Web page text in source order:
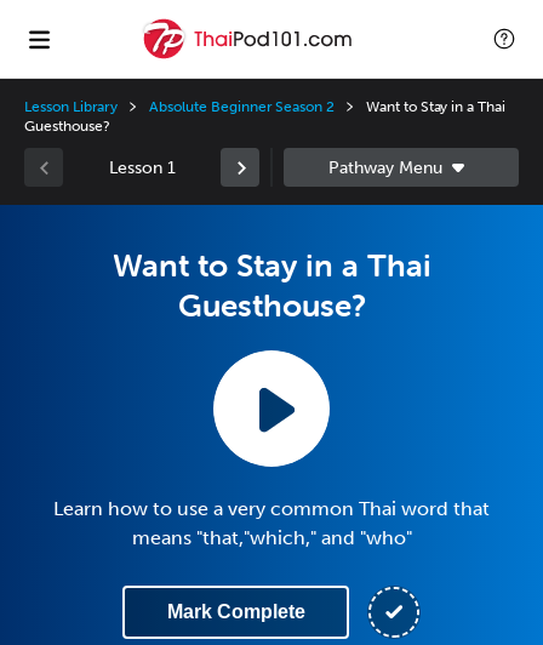
Lesson Library Absolute Beginner Season 2
Want to Stay in a Thai
Guesthouse?
Lesson 1
Want to Stay in a Thai
Guesthouse?
Learn how to use a very common Thai word that
means "that,"which," and "who"
Mark Complete